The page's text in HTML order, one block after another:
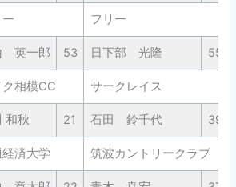
フリー
英一郎 53 日下部 光隆 55
ク相模CC サークレイス
和秋 21 石田 鈴千代 39
済大学 筑波カントリークラブ